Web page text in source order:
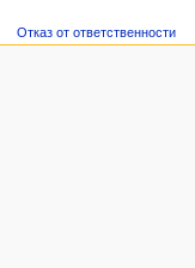
Отказ от ответственности